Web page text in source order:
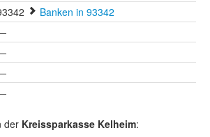
Banken in 93342
der Kreissparkasse Kelheim: